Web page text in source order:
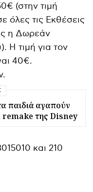
(στην τιμή
όλες τις Εκθέσεις
η Δωρεάν
Η τιμή για τον
40€.
παιδιά αγαπούν
της Disney
και 210